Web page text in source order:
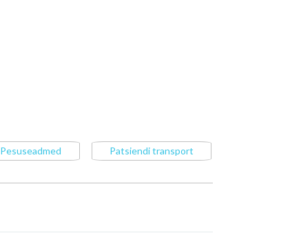
Pesuseadmed Patsiendi transport